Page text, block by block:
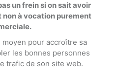
un frein si on sait avoir
non à vocation purement
pour accroître sa
les bonnes personnes
trafic de son site web.